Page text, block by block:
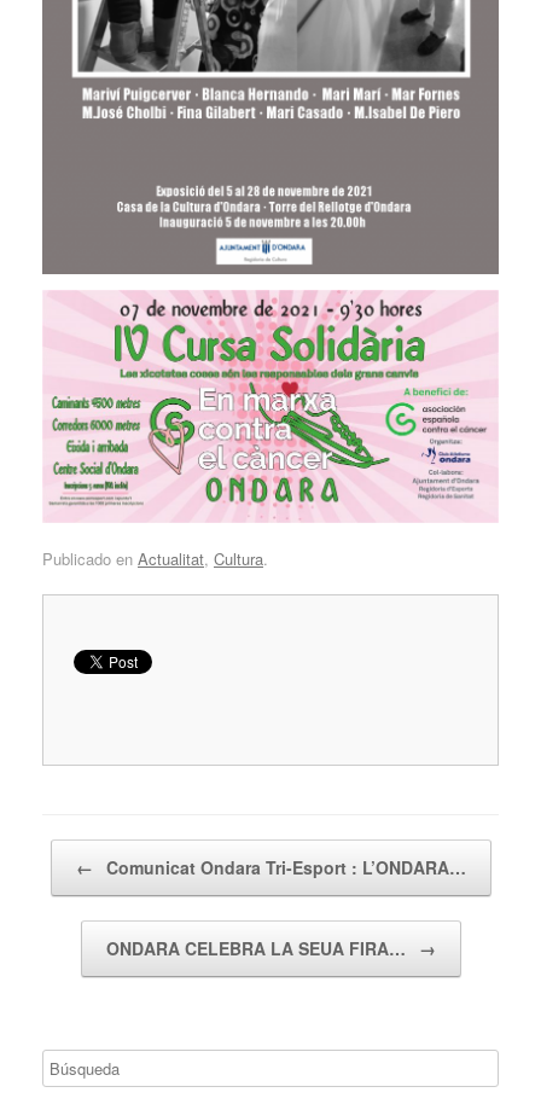
Publicado en Actualitat, Cultura.
← Comunicat Ondara Tri-Esport : L’ONDARA…
ONDARA CELEBRA LA SEUA FIRA… →